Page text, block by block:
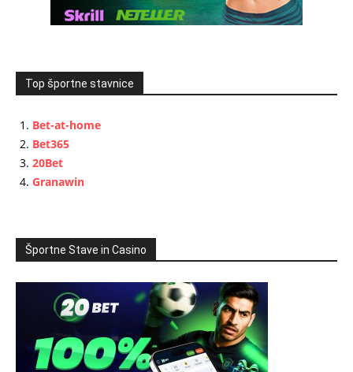
Top športne stavnice
Bet-at-home
Bet365
20Bet
Granawin
Športne Stave in Casino